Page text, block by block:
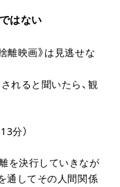
はない
離映画》は見逃せな
れると聞いたら、観
分）
を決行していきなが
通してその人間関係